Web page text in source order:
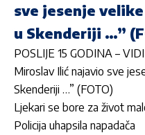
sve jesenje
u Skenderiji …”
POSLIJE 15 GODINA –
Miroslav Ilić najavio sve
Skenderiji …” (FOTO)
Ljekari se bore za život
Policija uhapsila napadača